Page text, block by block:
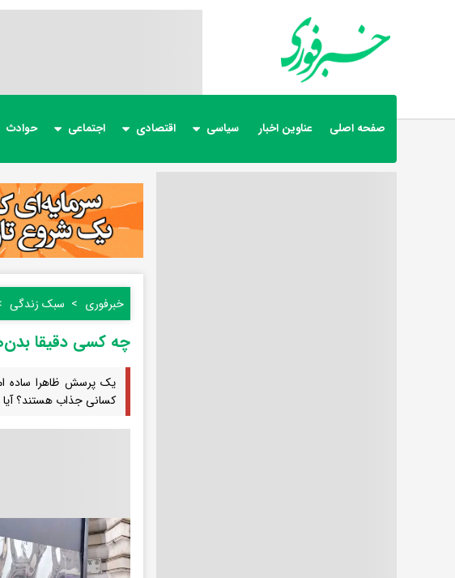
صفحه اصلی عناوین اخبار سیاسی اقتصادی اجتماعی حوادث
خبرفوری سبک زندگی
چه کسی دقیقا
یک پرسش ظاهرا ساده
کسانی جذاب هستند؟ آیا